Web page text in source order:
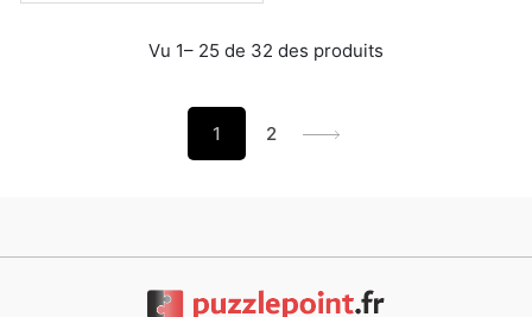
Vu 1– 25 de 32 des produits
1 2